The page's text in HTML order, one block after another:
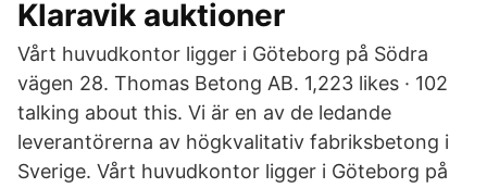
Klaravik auktioner
Vårt huvudkontor ligger i Göteborg på Södra
vägen 28. Thomas Betong AB. 1,223 likes · 102
talking about this. Vi är en av de ledande
leverantörerna av högkvalitativ fabriksbetong i
Sverige. Vårt huvudkontor ligger i Göteborg på